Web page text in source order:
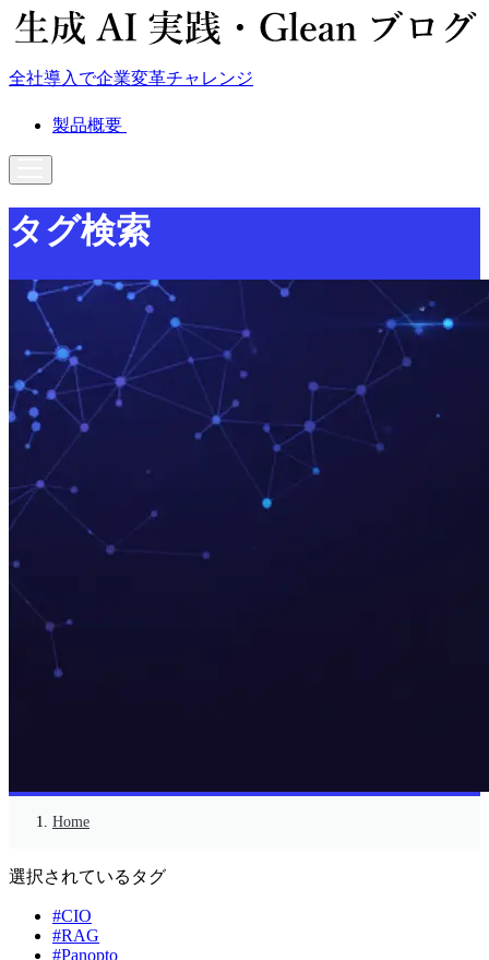
全社導入で企業変革チャレンジ
製品概要
タグ検索
Home
選択されているタグ
#CIO
#RAG
#Panopto